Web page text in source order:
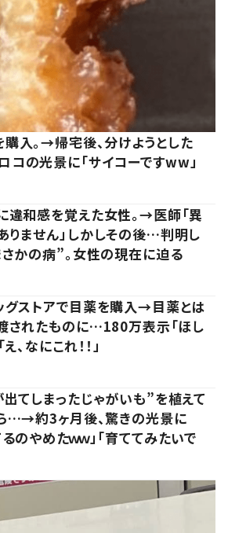
入。→帰宅後、分けようとした
の光景に「サイコーですww」
違和感を覚えた女性。→医師「異
りません」しかしその後…判明し
かの病”。女性の現在に迫る
グストアで目薬を購入→目薬とは
されたものに…180万表示「ほし
え、なにこれ！！」
てしまったじゃがいも”を植えて
…→約3ヶ月後、驚きの光景に
るのやめたｗｗ」「育ててみたいで